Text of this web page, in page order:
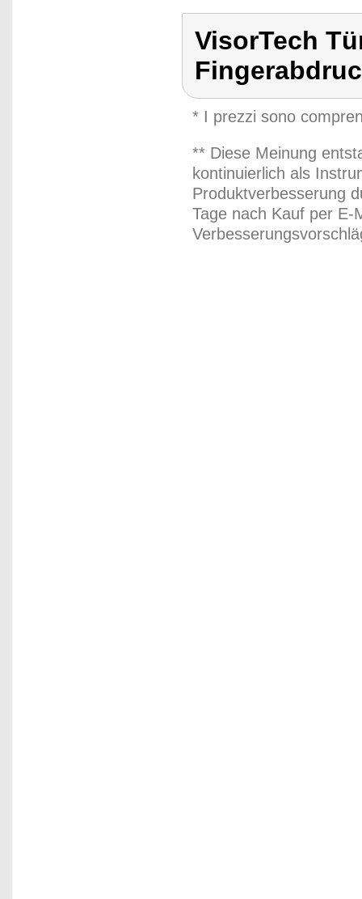
VisorTech
* I prezzi sono
** Diese Meinung
kontinuierlich als
Produktverbesserung
Tage nach Kauf per E-